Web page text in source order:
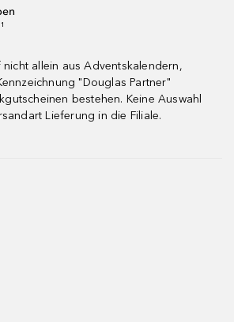
allein aus Adventskalendern,
"Douglas Partner"
bestehen. Keine Auswahl
Lieferung in die Filiale.